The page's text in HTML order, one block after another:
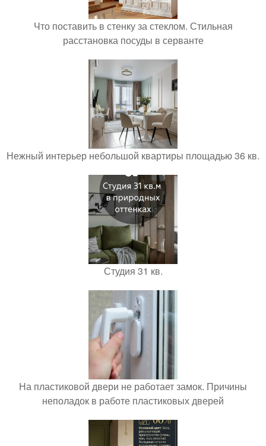
Что поставить в стенку за стеклом. Стильная
расстановка посуды в серванте
Нежный интерьер небольшой квартиры площадью 36 кв.
Студия 31 кв.
На пластиковой двери не работает замок. Причины
неполадок в работе пластиковых дверей